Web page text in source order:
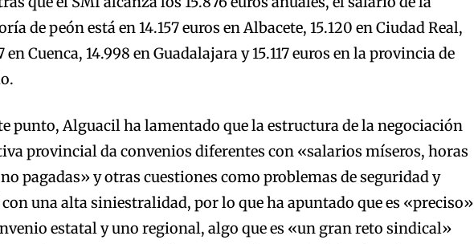
de peón está en 14.157 euros en Albacete, 15.120 en Ciudad Real,
en Cuenca, 14.998 en Guadalajara y 15.117 euros en la provincia de
punto, Alguacil ha lamentado que la estructura de la negociación
provincial da convenios diferentes con «salarios míseros, horas
pagadas» y otras cuestiones como problemas de seguridad y
una alta siniestralidad, por lo que ha apuntado que es «preciso»
estatal y uno regional, algo que es «un gran reto sindical»